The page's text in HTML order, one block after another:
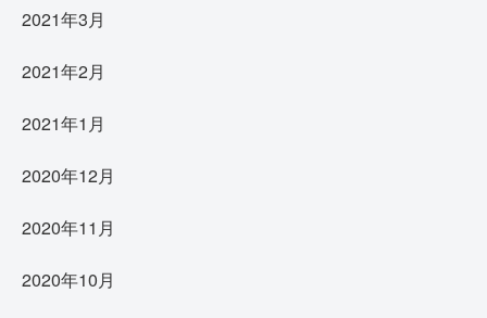
2021年3月
2021年2月
2021年1月
2020年12月
2020年11月
2020年10月